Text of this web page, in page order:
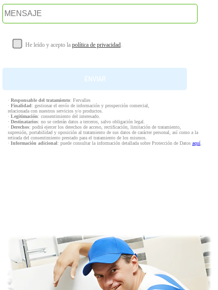
He leído y acepto la política de privacidad.
· Responsable del tratamiento: Fervalles
· Finalidad: gestionar el envío de información y prospección comercial,
relacionada con nuestros servicios y/o productos.
· Legitimación: consentimiento del interesado.
· Destinatarios: no se cederán datos a terceros, salvo obligación legal.
· Derechos: podrá ejercer los derechos de acceso, rectificación, limitación de tratamiento,
supresión, portabilidad y oposición al tratamiento de sus datos de carácter personal, así como a la
retirada del consentimiento prestado para el tratamiento de los mismos.
· Información adicional: puede consultar la información detallada sobre Protección de Datos aquí.